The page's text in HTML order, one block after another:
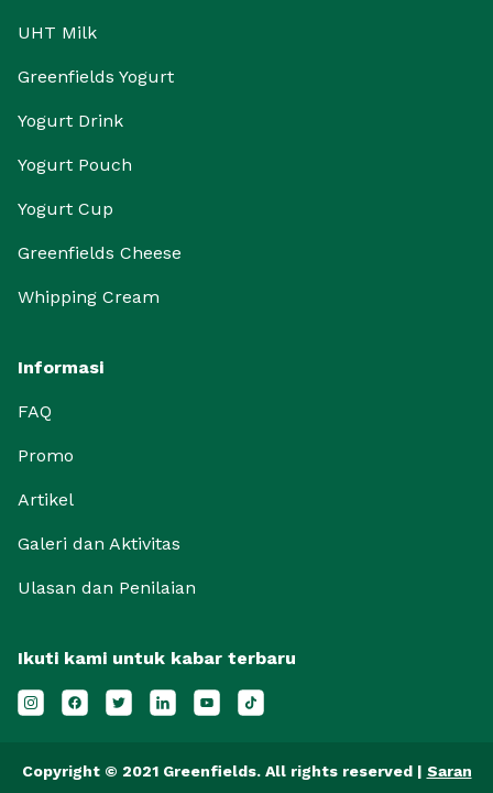
UHT Milk
Greenfields Yogurt
Yogurt Drink
Yogurt Pouch
Yogurt Cup
Greenfields Cheese
Whipping Cream
Informasi
FAQ
Promo
Artikel
Galeri dan Aktivitas
Ulasan dan Penilaian
Ikuti kami untuk kabar terbaru
Copyright © 2021 Greenfields. All rights reserved | Saran